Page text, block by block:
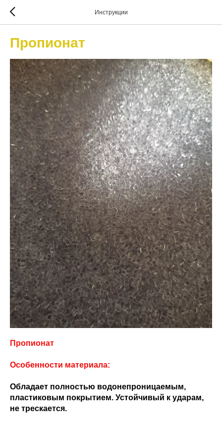
Инструкции
Пропионат
Пропионат
Особенности материала:
Обладает полностью водонепроницаемым,
пластиковым покрытием. Устойчивый к ударам,
не трескается.